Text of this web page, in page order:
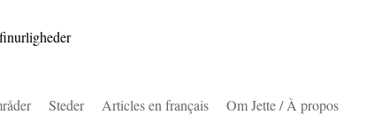
Steder Articles en français Om Jette / À propos